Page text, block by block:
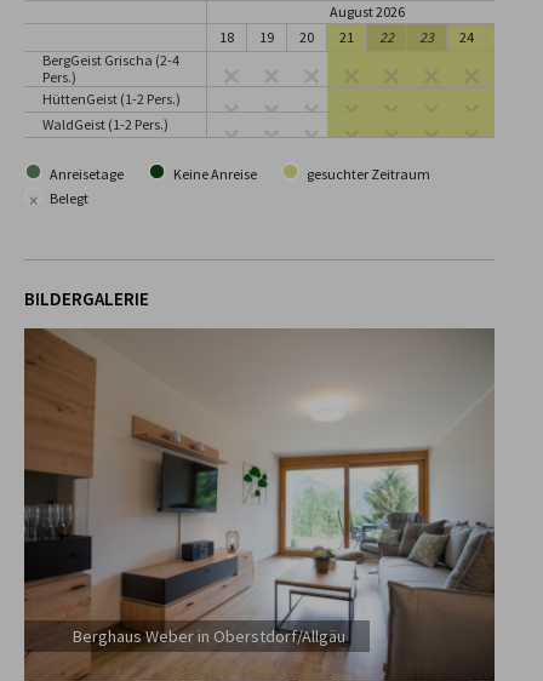
August 2026
18
19 20 21 22 23 24
BergGeist Grischa (2-4
Pers.)
HüttenGeist (1-2 Pers.)
WaldGeist (1-2 Pers.)
Anreisetage Keine Anreise gesuchter Zeitraum
× Belegt
BILDERGALERIE
Berghaus Weber in Oberstdorf/Allgäu